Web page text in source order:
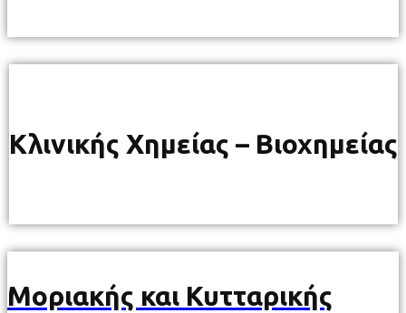
Κλινικής Χημείας – Βιοχημείας
Μοριακής και Κυτταρικής